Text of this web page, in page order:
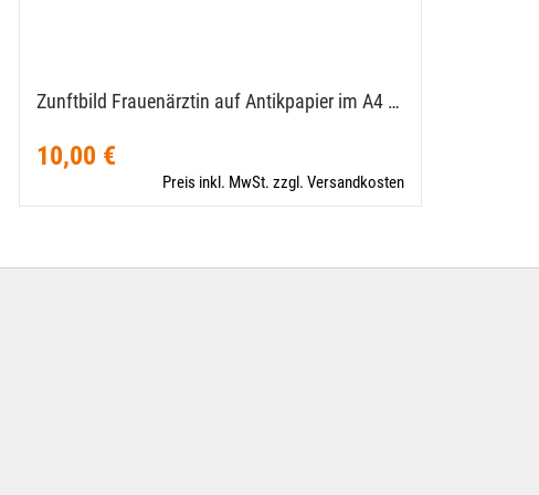
Zunftbild Frauenärztin auf Antikpapier im A4 …
10,00 €
Preis inkl. MwSt. zzgl. Versandkosten